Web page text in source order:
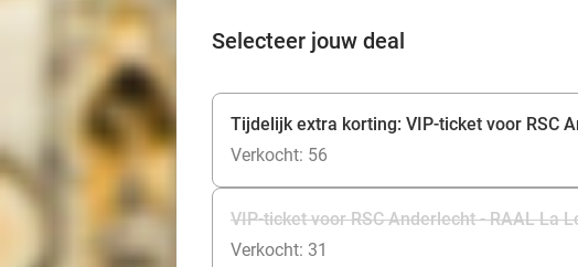
Selecteer jouw deal
Tijdelijk extra korting: VIP-ticket voor RSC
Verkocht: 56
VIP-ticket voor RSC Anderlecht - RAAL La
Verkocht: 31